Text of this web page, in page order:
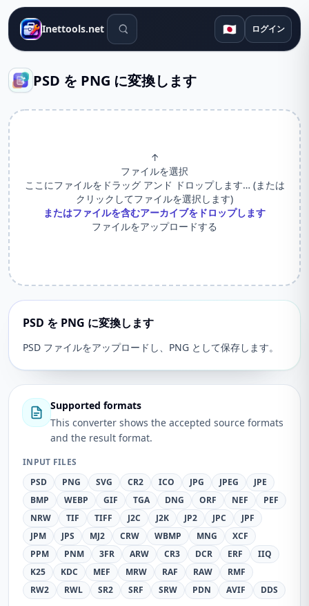
Inettools.net 検索ツール 🇯🇵 ログイン
PSD を PNG に変換します
↑
ファイルを選択
ここにファイルをドラッグ アンド ドロップします… (または
クリックしてファイルを選択します)
またはファイルを含むアーカイブをドロップします
ファイルをアップロードする
PSD を PNG に変換します
PSD ファイルをアップロードし、PNG として保存します。
Supported formats
This converter shows the accepted source formats
and the result format.
INPUT FILES
PSD
PNG SVG CR2 ICO JPG JPEG
JPE
BMP
WEBP GIF TGA DNG ORF NEF
PEF
NRW
TIF TIFF J2C J2K JP2 JPC
JPF
JPM
JPS MJ2 CRW WBMP MNG
XCF
PPM
PNM 3FR ARW CR3 DCR ERF
IIQ
K25
KDC MEF MRW RAF RAW
RMF
RW2
RWL SR2 SRF SRW PDN AVIF DDS